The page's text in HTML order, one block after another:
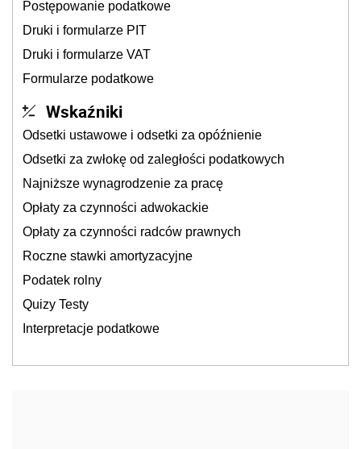
Postępowanie podatkowe
Druki i formularze PIT
Druki i formularze VAT
Formularze podatkowe
Wskaźniki
Odsetki ustawowe i odsetki za opóźnienie
Odsetki za zwłokę od zaległości podatkowych
Najniższe wynagrodzenie za pracę
Opłaty za czynności adwokackie
Opłaty za czynności radców prawnych
Roczne stawki amortyzacyjne
Podatek rolny
Quizy Testy
Interpretacje podatkowe